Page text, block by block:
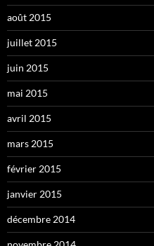
août 2015
juillet 2015
juin 2015
mai 2015
avril 2015
mars 2015
février 2015
janvier 2015
décembre 2014